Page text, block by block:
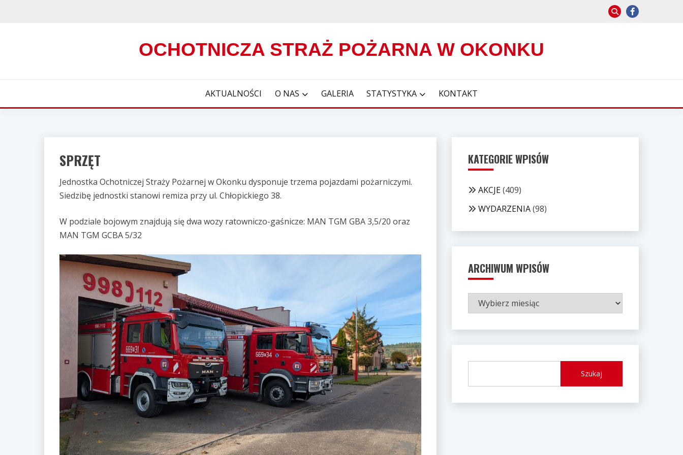
OCHOTNICZA STRAŻ POŻARNA W OKONKU
AKTUALNOŚCI O NAS GALERIA STATYSTYKA KONTAKT
SPRZĘT
Jednostka Ochotniczej Straży Pożarnej w Okonku dysponuje trzema pojazdami pożarniczymi.
Siedzibę jednostki stanowi remiza przy ul. Chłopickiego 38.
W podziale bojowym znajdują się dwa wozy ratowniczo-gaśnicze: MAN TGM GBA 3,5/20 oraz
MAN TGM GCBA 5/32
KATEGORIE WPISÓW
AKCJE(409)
WYDARZENIA(98)
ARCHIWUM WPISÓW
ARCHIWUM
WPISÓW
Szukaj